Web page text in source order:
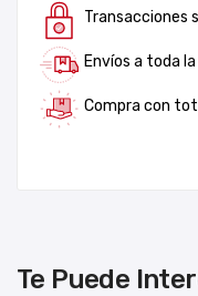
Transacciones
Envíos a toda la
Compra con
Te Puede